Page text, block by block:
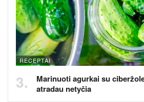
RECEPTAI
Marinuoti agurkai su
atradau netyčia